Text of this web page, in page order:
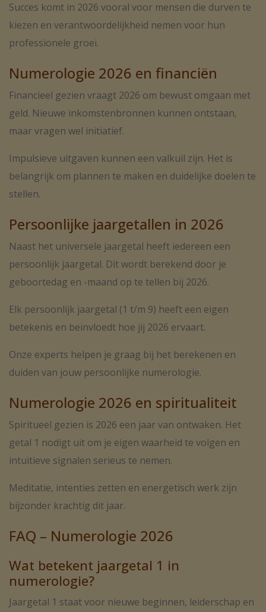
Succes komt in 2026 vooral voor mensen die durven te
kiezen en verantwoordelijkheid nemen voor hun
professionele groei.
Numerologie 2026 en financiën
Financieel gezien vraagt 2026 om bewust omgaan met
geld. Nieuwe inkomstenbronnen kunnen ontstaan,
maar vragen wel initiatief.
Impulsieve uitgaven kunnen een valkuil zijn. Het is
belangrijk om plannen te maken en duidelijke doelen te
stellen.
Persoonlijke jaargetallen in 2026
Naast het universele jaargetal heeft iedereen een
persoonlijk jaargetal. Dit wordt berekend door je
geboortedag en -maand op te tellen bij 2026.
Elk persoonlijk jaargetal (1 t/m 9) heeft een eigen
betekenis en beïnvloedt hoe jij 2026 ervaart.
Onze experts helpen je graag bij het berekenen en
duiden van jouw persoonlijke numerologie.
Numerologie 2026 en spiritualiteit
Spiritueel gezien is 2026 een jaar van ontwaken. Het
getal 1 nodigt uit om je eigen waarheid te volgen en
intuïtieve signalen serieus te nemen.
Meditatie, intenties zetten en energetisch werk zijn
bijzonder krachtig dit jaar.
FAQ – Numerologie 2026
Wat betekent jaargetal 1 in
numerologie?
Jaargetal 1 staat voor nieuwe beginnen, leiderschap en